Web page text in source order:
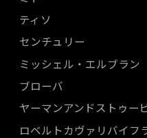
ティソ
センチュリー
ミッシェル・エルブラン
ブローバ
ヤーマンアンドストゥー
ロベルトカヴァリバイフ